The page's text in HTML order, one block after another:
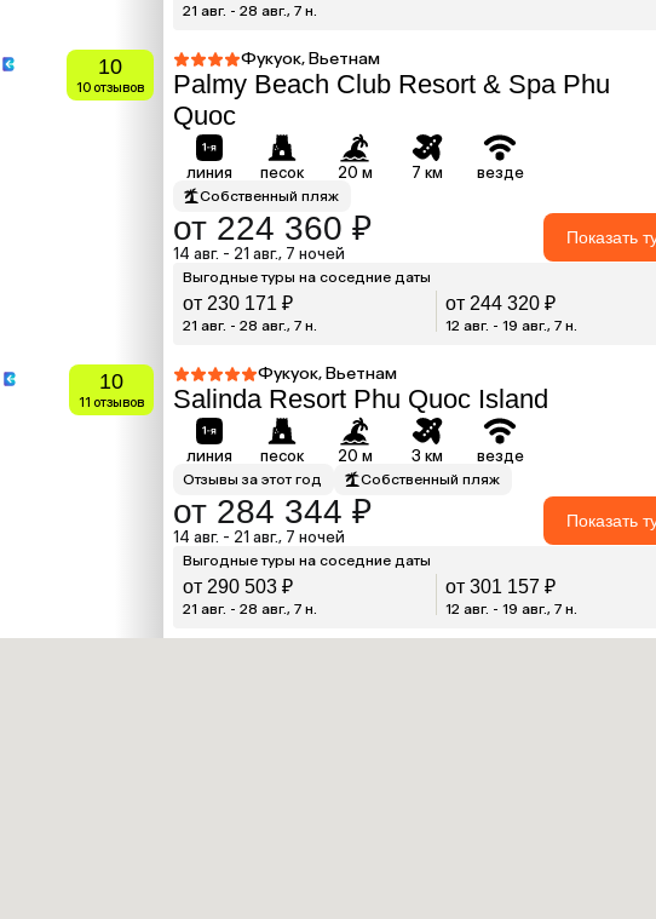
21 авг. - 28 авг., 7 н.
10
10 отзывов
Фукуок, Вьетнам
Palmy Beach Club Resort & Spa Phu
Quoc
линия песок 20 м 7 км везде
Собственный пляж
от 224 360 ₽
14 авг. - 21 авг., 7 ночей
Показать
Выгодные туры на соседние даты
от 230 171 ₽
21 авг. - 28 авг., 7 н.
от 244 320 ₽
12 авг. - 19 авг., 7 н.
10
11 отзывов
Фукуок, Вьетнам
Salinda Resort Phu Quoc Island
линия песок 20 м 3 км везде
Отзывы за этот год Собственный пляж
от 284 344 ₽
14 авг. - 21 авг., 7 ночей
Показать
Выгодные туры на соседние даты
от 290 503 ₽
21 авг. - 28 авг., 7 н.
от 301 157 ₽
12 авг. - 19 авг., 7 н.